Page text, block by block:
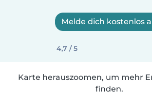
Melde dich kostenlos
4,7 / 5
Karte herauszoomen, um mehr
finden.